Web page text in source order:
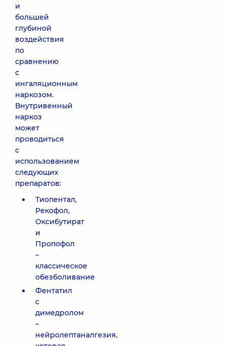
и
большей
глубиной
воздействия
по
сравнению
с
ингаляционным
наркозом.
Внутривенный
наркоз
может
проводиться
с
использованием
следующих
препаратов:
Тиопентал,
Рекофол,
Оксибутират
и
Пропофол
–
классическое
обезболивание
Фентатил
с
димедролом
–
нейролептаналгезия,